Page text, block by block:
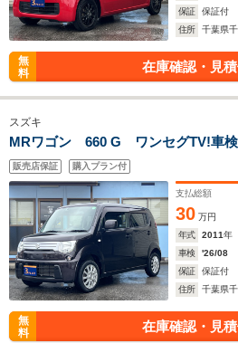
保証
保証付
住所
千葉県
無
料
在庫確認・見
スズキ
MRワゴン 660 G ワンセグTV!車検
販売店保証 購入プラン付
支払総額
30 万円
年式
2011年
車検
'26/08
保証
保証付
住所
千葉県
無
料
在庫確認・見